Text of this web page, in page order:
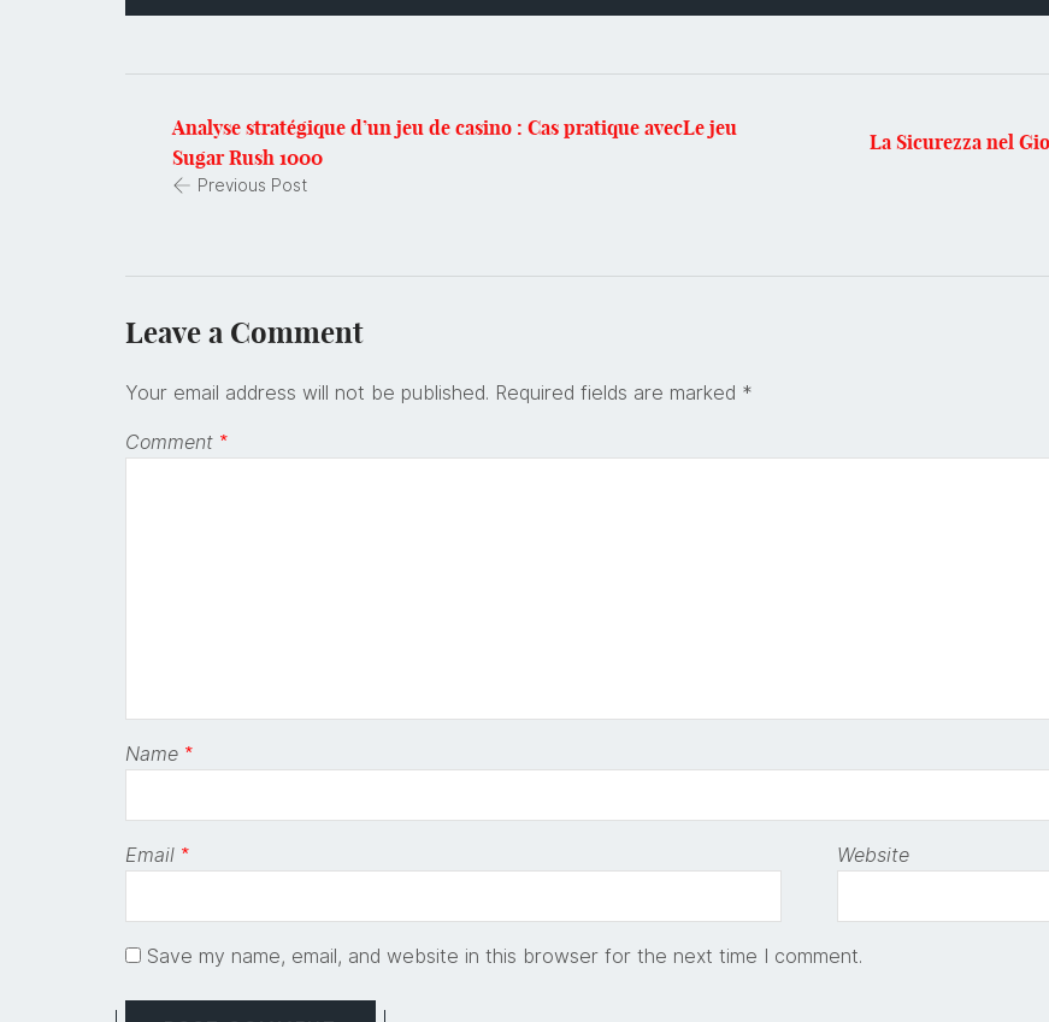
Analyse stratégique d’un jeu de casino : Cas pratique avecLe jeu
Sugar Rush 1000
Previous Post
La Sicurezza nel
Leave a Comment
Your email address will not be published. Required fields are marked *
Comment *
Name *
Email * Website
Save my name, email, and website in this browser for the next time I comment.